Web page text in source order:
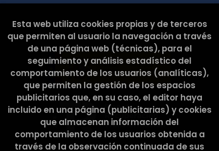
Esta web ha sido subvencionada por el Ministerio de
Cultura y Deporte.
Esta web utiliza cookies propias y de terceros
que permiten al usuario la navegación a través
de una página web (técnicas), para el
seguimiento y análisis estadístico del
comportamiento de los usuarios (analíticas),
que permiten la gestión de los espacios
publicitarios que, en su caso, el editor haya
incluido en una página (publicitarias) y cookies
que almacenan información del
comportamiento de los usuarios obtenida a
través de la observación continuada de sus